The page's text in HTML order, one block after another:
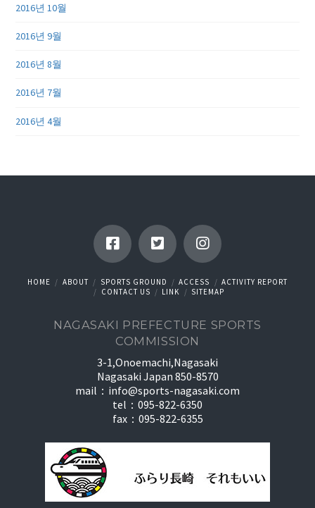
2016년 10월
2016년 9월
2016년 8월
2016년 7월
2016년 4월
HOME ABOUT SPORTS GROUND ACCESS
ACTIVITY REPORT
CONTACT US
LINK SITEMAP
NAGASAKI PREFECTURE SPORTS
COMMISSION
3-1,Onoemachi,Nagasaki
Nagasaki Japan 850-8570
mail： info@sports-nagasaki.com
tel：095-822-6350
fax：095-822-6355